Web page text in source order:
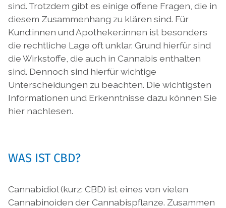
sind. Trotzdem gibt es einige offene Fragen, die in
diesem Zusammenhang zu klären sind. Für
Kund:innen und Apotheker:innen ist besonders
die rechtliche Lage oft unklar. Grund hierfür sind
die Wirkstoffe, die auch in Cannabis enthalten
sind. Dennoch sind hierfür wichtige
Unterscheidungen zu beachten. Die wichtigsten
Informationen und Erkenntnisse dazu können Sie
hier nachlesen.
WAS IST CBD?
Cannabidiol (kurz: CBD) ist eines von vielen
Cannabinoiden der Cannabispflanze. Zusammen